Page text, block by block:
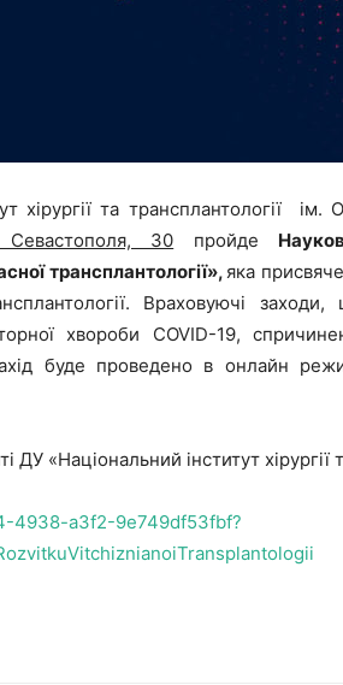
хірургії та трансплантології ім.
Севастополя, 30 пройде
трансплантології»,яка
Враховуючі заходи,
хвороби COVID-19,
буде проведено в онлайн
«Національний інститут хірургії
4938-a3f2-9e749df53fbf?